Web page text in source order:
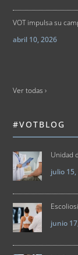
VOT impulsa su
abril 10, 2026
Ver todas ›
#VOTBLOG
Unidad
julio
junio